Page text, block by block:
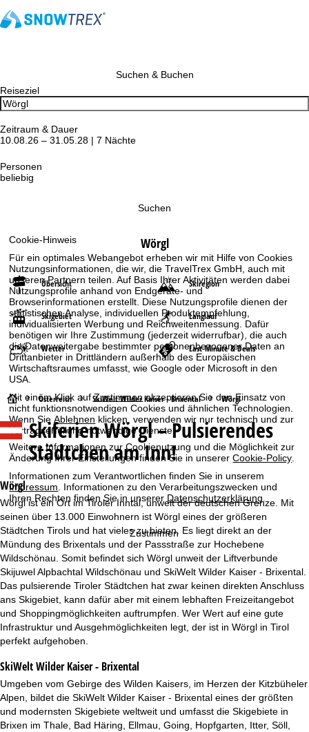
Cookie-Hinweis
Für ein optimales Webangebot erheben wir mit Hilfe von Cookies
Nutzungsinformationen, die wir, die TravelTrex GmbH, auch mit
unseren Partnern teilen. Auf Basis Ihrer Aktivitäten werden dabei
Nutzungsprofile anhand von Endgeräte- und
Browserinformationen erstellt. Diese Nutzungsprofile dienen der
statistischen Analyse, individuellen Produktempfehlung,
individualisierten Werbung und Reichweitenmessung. Dafür
benötigen wir Ihre Zustimmung (jederzeit widerrufbar), die auch
die Datenweitergabe bestimmter personenbezogener Daten an
Drittanbieter in Drittländern außerhalb des Europäischen
Wirtschaftsraumes umfasst, wie Google oder Microsoft in den
USA.
Mit einem Klick aufZustimmenakzeptieren Sie den Einsatz von
nicht funktionsnotwendigen Cookies und ähnlichen Technologien.
Wenn SieAblehnen klicken, verwenden wir nur technisch und zur
Vertragserfüllung notwendige Dienste.
Weitere Informationen zur Cookienutzung und die Möglichkeit zur
Änderung Ihrer Einstellungen finden Sie in unsererCookie-Policy.
Informationen zum Verantwortlichen finden Sie in unserem
Impressum. Informationen zu den Verarbeitungszwecken und
Ihren Rechten finden Sie in unserer Datenschutzerklärung.
Zustimmen
Suchen & Buchen
Reiseziel
Zeitraum & Dauer
10.08.26 – 31.05.28 | 7 Nächte
Personen
beliebig
Suchen
Wörgl
Übersicht Skiregion
Skigebiet Langlauf
Wetter Last-Minute & Deals
S
t
a
r
t
s
i
t
Österreich SkiWelt Wilder Kaiser - Brixental Wörgl
SkiferienWörgl – Pulsierendes
Städtchen am Inn!
Wörgl
Wörgl ist ein Ort im Tiroler Inntal, unweit der deutschen Grenze. Mit
seinen über 13.000 Einwohnern ist Wörgl eines der größeren
Städtchen Tirols und hat vieles zu bieten. Es liegt direkt an der
Mündung des Brixentals und der Passstraße zur Hochebene
Wildschönau. Somit befindet sich Wörgl unweit der Liftverbunde
Skijuwel Alpbachtal Wildschönau und SkiWelt Wilder Kaiser - Brixental.
Das pulsierende Tiroler Städtchen hat zwar keinen direkten Anschluss
ans Skigebiet, kann dafür aber mit einem lebhaften Freizeitangebot
und Shoppingmöglichkeiten auftrumpfen. Wer Wert auf eine gute
Infrastruktur und Ausgehmöglichkeiten legt, der ist in Wörgl in Tirol
perfekt aufgehoben.
SkiWelt Wilder Kaiser - Brixental
Umgeben vom Gebirge des Wilden Kaisers, im Herzen der Kitzbüheler
Alpen, bildet die SkiWelt Wilder Kaiser - Brixental eines der größten
und modernsten Skigebiete weltweit und umfasst die Skigebiete in
Brixen im Thale, Bad Häring, Ellmau, Going, Hopfgarten, Itter, Söll,